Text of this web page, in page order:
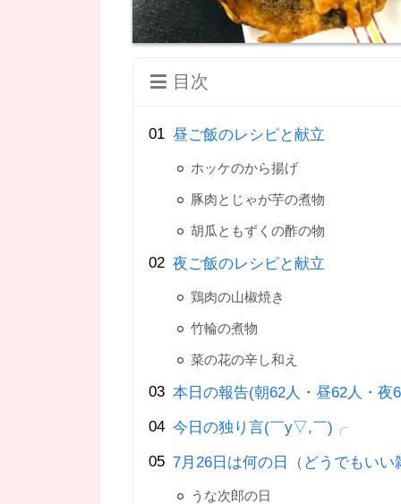
目次
昼ご飯のレシピと献立
ホッケのから揚げ
豚肉とじゃが芋の煮物
胡瓜ともずくの酢の物
夜ご飯のレシピと献立
鶏肉の山椒焼き
竹輪の煮物
菜の花の辛し和え
本日の報告(朝62人・昼62人・夜
今日の独り言(￣y▽,￣)╭
7月26日は何の日（どうでもいい
うな次郎の日